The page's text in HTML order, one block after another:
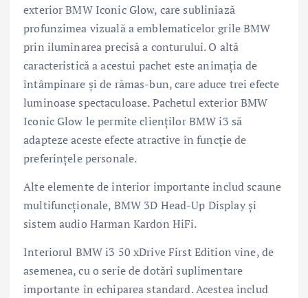
exterior BMW Iconic Glow, care subliniază
profunzimea vizuală a emblematicelor grile BMW
prin iluminarea precisă a conturului. O altă
caracteristică a acestui pachet este animația de
întâmpinare și de rămas-bun, care aduce trei efecte
luminoase spectaculoase. Pachetul exterior BMW
Iconic Glow le permite clienților BMW i3 să
adapteze aceste efecte atractive în funcție de
preferințele personale.
Alte elemente de interior importante includ scaune
multifuncționale, BMW 3D Head-Up Display și
sistem audio Harman Kardon HiFi.
Interiorul BMW i3 50 xDrive First Edition vine, de
asemenea, cu o serie de dotări suplimentare
importante în echiparea standard. Acestea includ